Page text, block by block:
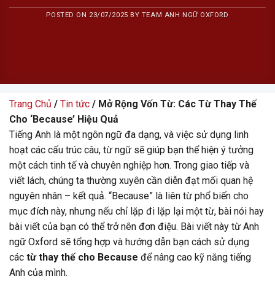
POSTED ON 23/07/2025 BY TEAM ANH NGỮ OXFORD
Trang Chủ / Tin tức / Mở Rộng Vốn Từ: Các Từ Thay Thế
Cho ‘Because’ Hiệu Quả
Tiếng Anh là một ngôn ngữ đa dạng, và việc sử dụng linh
hoạt các cấu trúc câu, từ ngữ sẽ giúp bạn thể hiện ý tưởng
một cách tinh tế và chuyên nghiệp hơn. Trong giao tiếp và
viết lách, chúng ta thường xuyên cần diễn đạt mối quan hệ
nguyên nhân – kết quả. “Because” là liên từ phổ biến cho
mục đích này, nhưng nếu chỉ lặp đi lặp lại một từ, bài nói hay
bài viết của bạn có thể trở nên đơn điệu. Bài viết này từ Anh
ngữ Oxford sẽ tổng hợp và hướng dẫn bạn cách sử dụng
các từ thay thế cho Because để nâng cao kỹ năng tiếng
Anh của mình.